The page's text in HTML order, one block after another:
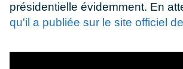
présidentielle évidemment. En
qu'il a publiée sur le site officiel